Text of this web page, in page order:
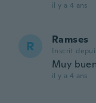
il y a 4 ans
R Ramses
Inscrit
Muy
il y a 4 ans